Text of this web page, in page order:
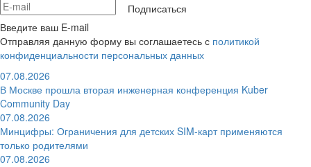
Подписаться
Введите ваш E-mail
Отправляя данную форму вы соглашаетесь с политикой
конфиденциальности персональных данных
07.08.2026
В Москве прошла вторая инженерная конференция Kuber
Community Day
07.08.2026
Минцифры: Ограничения для детских SIM-карт применяются
только родителями
07.08.2026